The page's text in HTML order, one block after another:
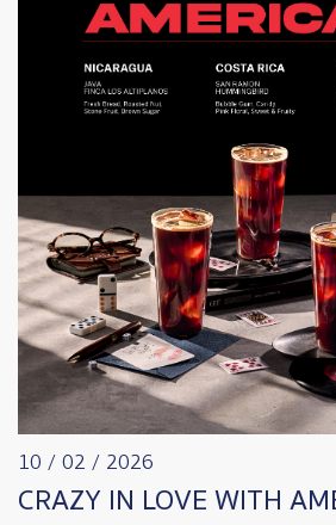
10 / 02 / 2026
CRAZY IN LOVE WITH